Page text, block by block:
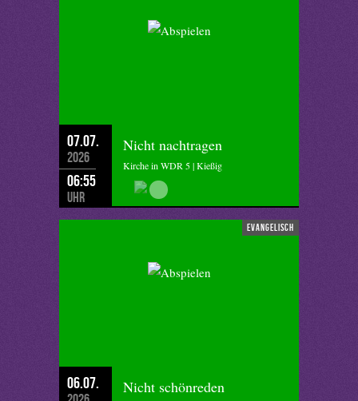
07.07.
2026
06:55
Uhr
Nicht nachtragen
Kirche in WDR 5 | Kießig
evangelisch
06.07. Nicht schönreden